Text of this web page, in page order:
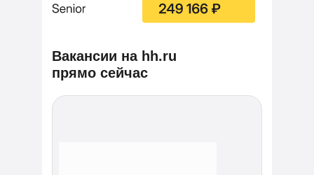
Вакансии на hh.ru
прямо сейчас